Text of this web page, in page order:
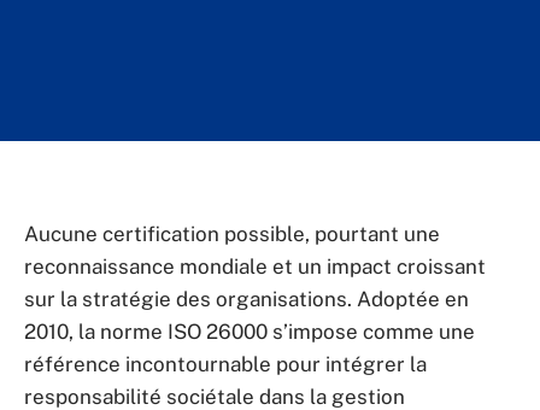
Aucune certification possible, pourtant une
reconnaissance mondiale et un impact croissant
sur la stratégie des organisations. Adoptée en
2010, la norme ISO 26000 s’impose comme une
référence incontournable pour intégrer la
responsabilité sociétale dans la gestion